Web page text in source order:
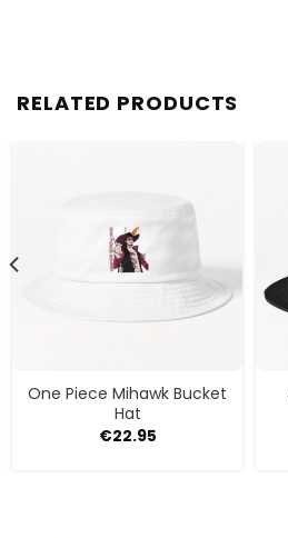
RELATED PRODUCTS
One Piece Mihawk Bucket
Hat
€22.95